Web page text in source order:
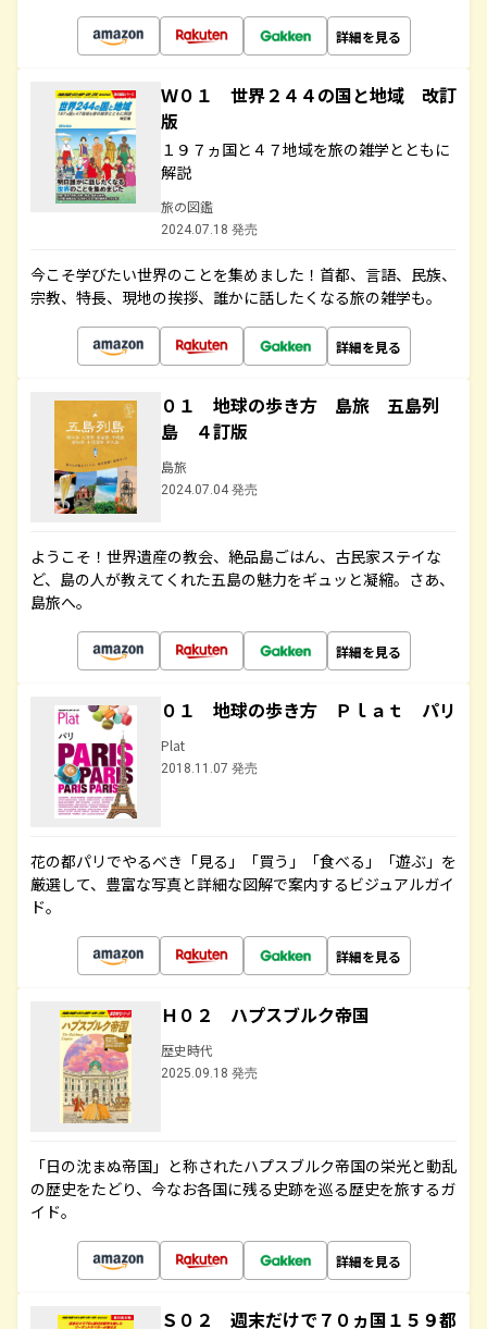
詳細を見る
Ｗ０１ 世界２４４の国と地域 改訂
版
１９７ヵ国と４７地域を旅の雑学とともに
解説
旅の図鑑
2024.07.18 発売
今こそ学びたい世界のことを集めました！首都、言語、民族、
宗教、特長、現地の挨拶、誰かに話したくなる旅の雑学も。
詳細を見る
０１ 地球の歩き方 島旅 五島列
島 ４訂版
島旅
2024.07.04 発売
ようこそ！世界遺産の教会、絶品島ごはん、古民家ステイな
ど、島の人が教えてくれた五島の魅力をギュッと凝縮。さあ、
島旅へ。
詳細を見る
０１ 地球の歩き方 Ｐｌａｔ パリ
Plat
2018.11.07 発売
花の都パリでやるべき「見る」「買う」「食べる」「遊ぶ」を
厳選して、豊富な写真と詳細な図解で案内するビジュアルガイ
ド。
詳細を見る
Ｈ０２ ハプスブルク帝国
歴史時代
2025.09.18 発売
「日の沈まぬ帝国」と称されたハプスブルク帝国の栄光と動乱
の歴史をたどり、今なお各国に残る史跡を巡る歴史を旅するガ
イド。
詳細を見る
Ｓ０２ 週末だけで７０ヵ国１５９都